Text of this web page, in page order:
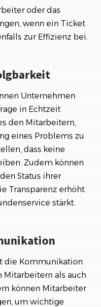
oder das
wenn ein Ticket
zur Effizienz bei.
Unternehmen
in Echtzeit
den Mitarbeitern,
eines Problems zu
dass keine
Zudem können
Status ihrer
Transparenz erhöht
stärkt.
die Kommunikation
Mitarbeitern als auch
können Mitarbeiter
um wichtige